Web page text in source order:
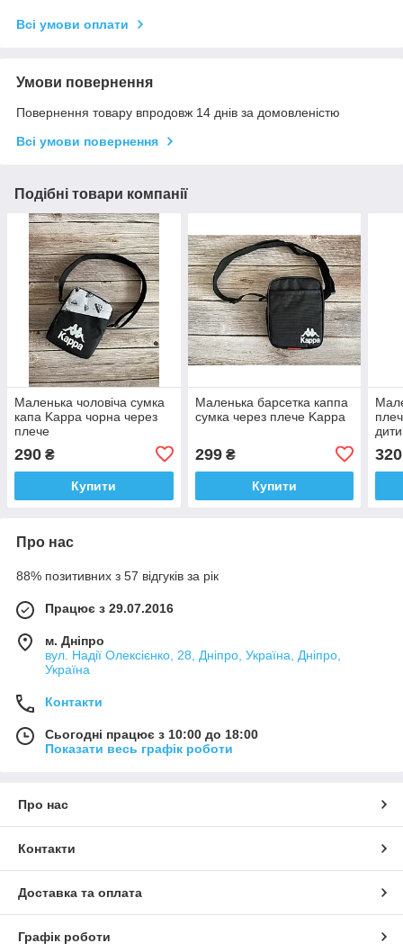
Всі умови оплати
Умови повернення
Повернення товару впродовж 14 днів за домовленістю
Всі умови повернення
Подібні товари компанії
Маленька чоловіча сумка
капа Kappa чорна через
плече
290 ₴
Купити
Маленька барсетка каппа
сумка через плече Kappa
299₴
Купити
320
Про нас
88% позитивних з 57 відгуків за рік
Працює з 29.07.2016
м. Дніпро
вул. Надії Олексієнко, 28, Дніпро, Україна, Дніпро,
Україна
Контакти
Сьогодні працює з 10:00 до 18:00
Показати весь графік роботи
Про нас
Контакти
Доставка та оплата
Графік роботи